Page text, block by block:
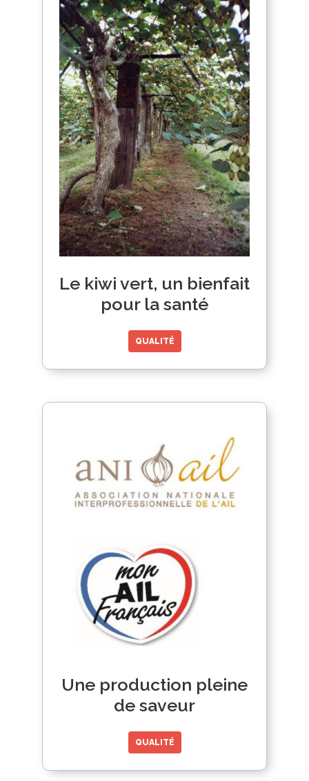
Le kiwi vert, un bienfait
pour la santé
QUALITÉ
Une production pleine
de saveur
QUALITÉ